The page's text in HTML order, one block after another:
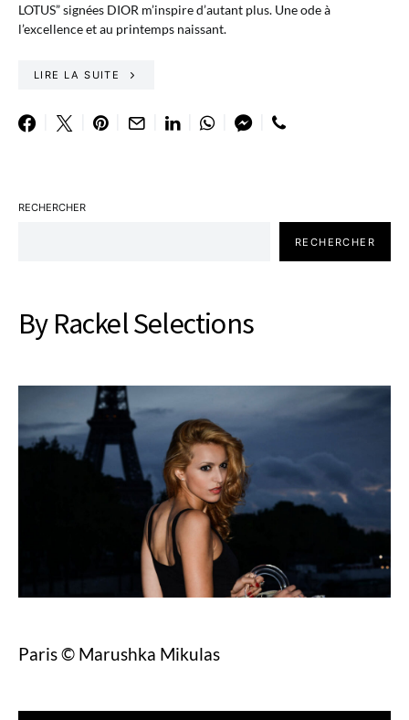
LOTUS” signées DIOR m’inspire d’autant plus. Une ode à
l’excellence et au printemps naissant.
LIRE LA SUITE
RECHERCHER
RECHERCHER
By Rackel Selections
Paris © Marushka Mikulas